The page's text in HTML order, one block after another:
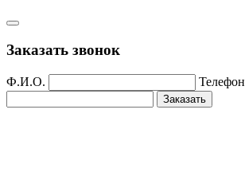
Заказать звонок
Ф.И.О. Телефон
Заказать